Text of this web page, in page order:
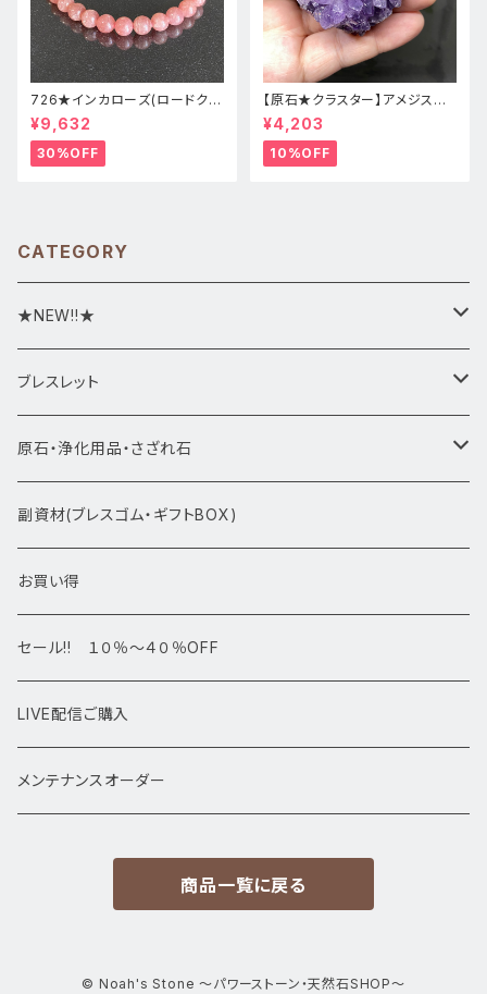
726★インカローズ(ロードクロ
サイト)★天然石ブレスレット新
品
¥9,632
30%OFF
【原石★クラスター】アメジスト
★ハート形★cp-071天然石パ
ワーストーン★インテリア置物
¥4,203
10%OFF
CATEGORY
★NEW!!★
★新入荷1/28~
ブレスレット
ブレスレット1点物
アマビエシリーズ
デザインブレス
高級・高品質ブレスレット
サイズ
13㎜以上
原石・浄化用品・さざれ石
浄化さざれ石
ポイント・タワー・タンブル
スフィア 丸玉
置物
原石・クラスター
副資材(ブレスゴム・ギフトBOX)
お買い得
セール!! １０％～４０％OFF
LIVE配信ご購入
メンテナンスオーダー
商品一覧に戻る
© Noah's Stone ～パワーストーン・天然石SHOP～